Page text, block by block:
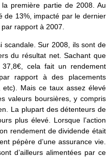
première partie de 2008. Au
de 13%, impacté par le dernier
rapport à 2007.
scandale. Sur 2008, ils sont de
du résultat net. Sachant que
cela fait un rendement
rapport à des placements
etc). Mais ce taux assez élevé
valeurs boursières, y compris
La plupart des détenteurs de
plus élevé. Lorsque l’action
rendement de dividende était
pépère d’une assurance vie.
d’ailleurs alimentées par ce